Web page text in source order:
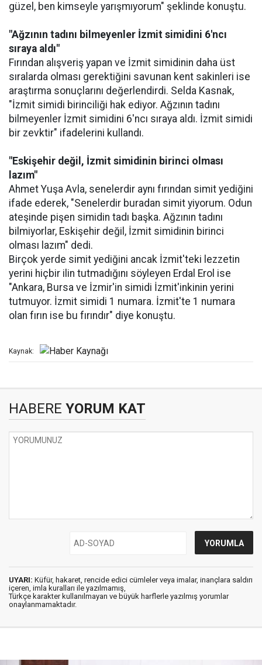
güzel, ben kimseyle yarışmıyorum" şeklinde konuştu.
"Ağzının tadını bilmeyenler İzmit simidini 6'ncı
sıraya aldı"
Fırından alışveriş yapan ve İzmit simidinin daha üst
sıralarda olması gerektiğini savunan kent sakinleri ise
araştırma sonuçlarını değerlendirdi. Selda Kasnak,
"İzmit simidi birinciliği hak ediyor. Ağzının tadını
bilmeyenler İzmit simidini 6'ncı sıraya aldı. İzmit simidi
bir zevktir" ifadelerini kullandı.
"Eskişehir değil, İzmit simidinin birinci olması
lazım"
Ahmet Yuşa Avla, senelerdir aynı fırından simit yediğini
ifade ederek, "Senelerdir buradan simit yiyorum. Odun
ateşinde pişen simidin tadı başka. Ağzının tadını
bilmiyorlar, Eskişehir değil, İzmit simidinin birinci
olması lazım" dedi.
Birçok yerde simit yediğini ancak İzmit'teki lezzetin
yerini hiçbir ilin tutmadığını söyleyen Erdal Erol ise
"Ankara, Bursa ve İzmir'in simidi İzmit'inkinin yerini
tutmuyor. İzmit simidi 1 numara. İzmit'te 1 numara
olan fırın ise bu fırındır" diye konuştu.
Kaynak:
HABERE YORUM KAT
UYARI: Küfür, hakaret, rencide edici cümleler veya imalar, inançlara saldırı
içeren, imla kuralları ile yazılmamış,
Türkçe karakter kullanılmayan ve büyük harflerle yazılmış yorumlar
onaylanmamaktadır.